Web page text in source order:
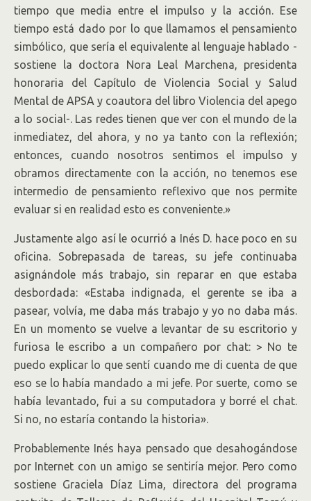
tiempo que media entre el impulso y la acción. Ese
tiempo está dado por lo que llamamos el pensamiento
simbólico, que sería el equivalente al lenguaje hablado -
sostiene la doctora Nora Leal Marchena, presidenta
honoraria del Capítulo de Violencia Social y Salud
Mental de APSA y coautora del libro Violencia del apego
a lo social-. Las redes tienen que ver con el mundo de la
inmediatez, del ahora, y no ya tanto con la reflexión;
entonces, cuando nosotros sentimos el impulso y
obramos directamente con la acción, no tenemos ese
intermedio de pensamiento reflexivo que nos permite
evaluar si en realidad esto es conveniente.»
Justamente algo así le ocurrió a Inés D. hace poco en su
oficina. Sobrepasada de tareas, su jefe continuaba
asignándole más trabajo, sin reparar en que estaba
desbordada: «Estaba indignada, el gerente se iba a
pasear, volvía, me daba más trabajo y yo no daba más.
En un momento se vuelve a levantar de su escritorio y
furiosa le escribo a un compañero por chat: > No te
puedo explicar lo que sentí cuando me di cuenta de que
eso se lo había mandado a mi jefe. Por suerte, como se
había levantado, fui a su computadora y borré el chat.
Si no, no estaría contando la historia».
Probablemente Inés haya pensado que desahogándose
por Internet con un amigo se sentiría mejor. Pero como
sostiene Graciela Díaz Lima, directora del programa